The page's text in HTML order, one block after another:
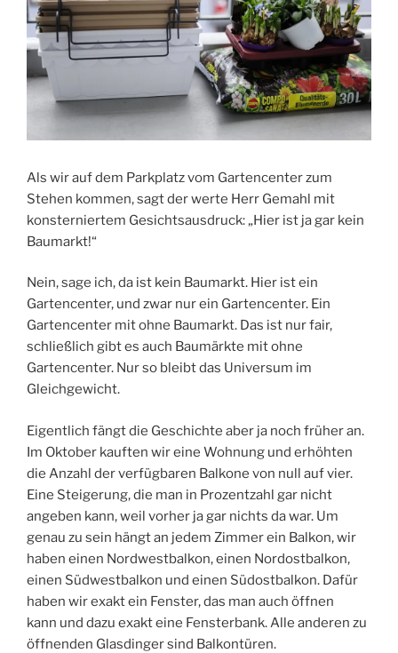
Als wir auf dem Parkplatz vom Gartencenter zum
Stehen kommen, sagt der werte Herr Gemahl mit
konsterniertem Gesichtsausdruck: „Hier ist ja gar kein
Baumarkt!“
Nein, sage ich, da ist kein Baumarkt. Hier ist ein
Gartencenter, und zwar nur ein Gartencenter. Ein
Gartencenter mit ohne Baumarkt. Das ist nur fair,
schließlich gibt es auch Baumärkte mit ohne
Gartencenter. Nur so bleibt das Universum im
Gleichgewicht.
Eigentlich fängt die Geschichte aber ja noch früher an.
Im Oktober kauften wir eine Wohnung und erhöhten
die Anzahl der verfügbaren Balkone von null auf vier.
Eine Steigerung, die man in Prozentzahl gar nicht
angeben kann, weil vorher ja gar nichts da war. Um
genau zu sein hängt an jedem Zimmer ein Balkon, wir
haben einen Nordwestbalkon, einen Nordostbalkon,
einen Südwestbalkon und einen Südostbalkon. Dafür
haben wir exakt ein Fenster, das man auch öffnen
kann und dazu exakt eine Fensterbank. Alle anderen zu
öffnenden Glasdinger sind Balkontüren.